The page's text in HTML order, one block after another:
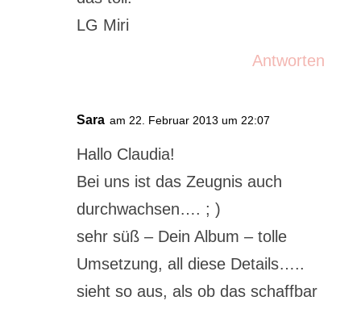
LG Miri
Antworten
Sara am 22. Februar 2013 um 22:07
Hallo Claudia!
Bei uns ist das Zeugnis auch
durchwachsen…. ; )
sehr süß – Dein Album – tolle
Umsetzung, all diese Details…..
sieht so aus, als ob das schaffbar